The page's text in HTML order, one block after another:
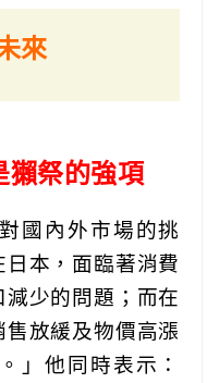
來
獺祭的強項
國內外市場的挑
本，面臨著消費
少的問題；而在
放緩及物價高漲
」他同時表示：